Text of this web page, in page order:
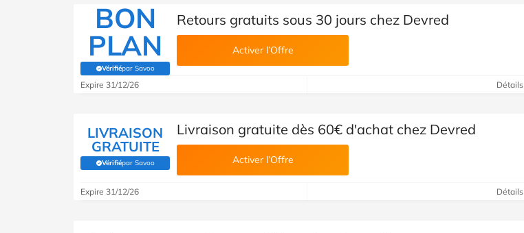
BON
PLAN
Vérifiépar Savoo
(Vérifié par Savoo)
Retours gratuits sous 30 jours chez Devred
Activer l’Offre
Expire 31/12/26 Détails
LIVRAISON
GRATUITE
Vérifiépar Savoo
(Vérifié par Savoo)
Livraison gratuite dès 60€ d'achat chez Devred
Activer l’Offre
Expire 31/12/26 Détails